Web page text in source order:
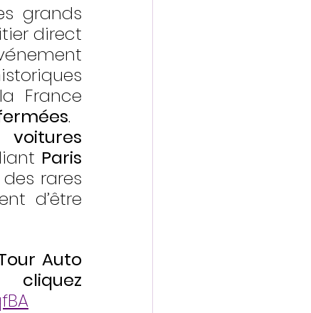
grands
direct
France
.
Paris
des rares
d’être
Auto
cliquez